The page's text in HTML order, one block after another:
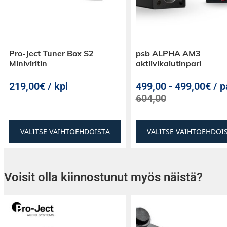
timanttikupu mahdollistaa
poikkeuksellisen puhtaan yläpään ilman säröä.
Continuum™-keskiääni:Välittää musiikin
ja akustiset instrumentit –
luonnollisesti ja värittämättömästi.
Bassorakenne:Kaksi bassoelementtiä
mekaanisesti muusta kotelosta, parantaen
stereokuvaa.
Pro-Ject Tuner Box S2
Miniviritin
219,00€ / kpl
VALITSE VAIHTOEHDOISTA
psb ALPHA AM3
aktiivikaiutinpari
499,00- 499,00€ /
604,00
VALITSE
Voisit olla kiinnostunut myös näistä?